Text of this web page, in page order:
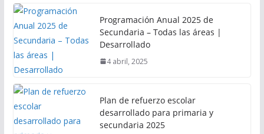
Programación Anual 2025 de
Secundaria – Todas las áreas |
Desarrollado
4 abril, 2025
Plan de refuerzo escolar
desarrollado para primaria y
secundaria 2025